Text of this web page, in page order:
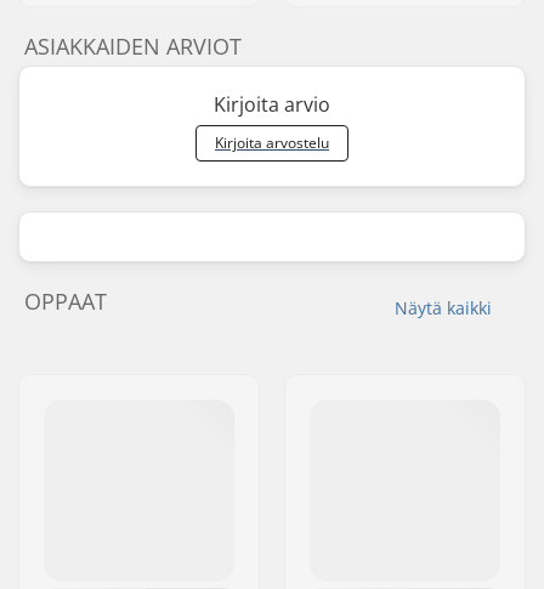
ASIAKKAIDEN ARVIOT
Kirjoita arvio
Kirjoita arvostelu
Näytä kaikki
OPPAAT